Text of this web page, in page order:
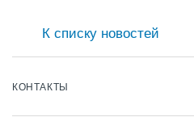
КОНТАКТЫ
К списку новостей